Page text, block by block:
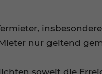
nur geltend
soweit die